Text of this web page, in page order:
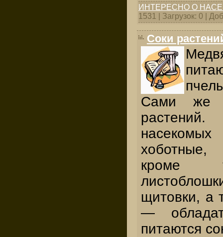
ИНТЕРЕСНО О
1531 | Загрузок: 0 |
Соки
Сами же
кроме
щитовки, а
—
питаются